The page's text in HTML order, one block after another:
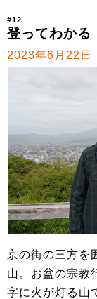
#12
登ってわかる
2023年6月22日
京の街の三方を
山。お盆の宗教
字に火が灯る山